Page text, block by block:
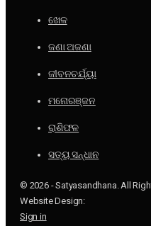
ଖେଳ
ଜଣା ଅଜଣା
ଜୀବନଚର୍ଯ୍ୟା
ମନୋରଞ୍ଜନ
ରାଶିଫଳ
ସତ୍ୟ ସନ୍ଧାନ
© 2026 - Satyasandhana. All
Website Design:
Sign in